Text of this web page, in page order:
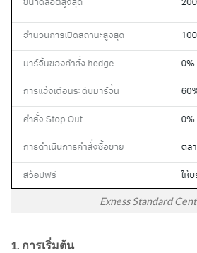
Exness Standard Cent
1. การเริ่มต้น